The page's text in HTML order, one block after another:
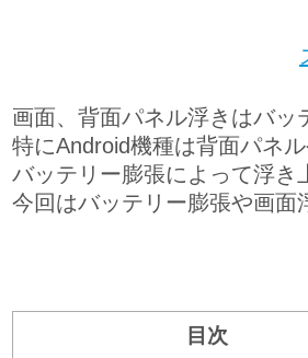
画面、背面パネル浮きはバッ
特にAndroid機種は背面パネ
バッテリー膨張によって浮き
今回はバッテリー膨張や画面
目次